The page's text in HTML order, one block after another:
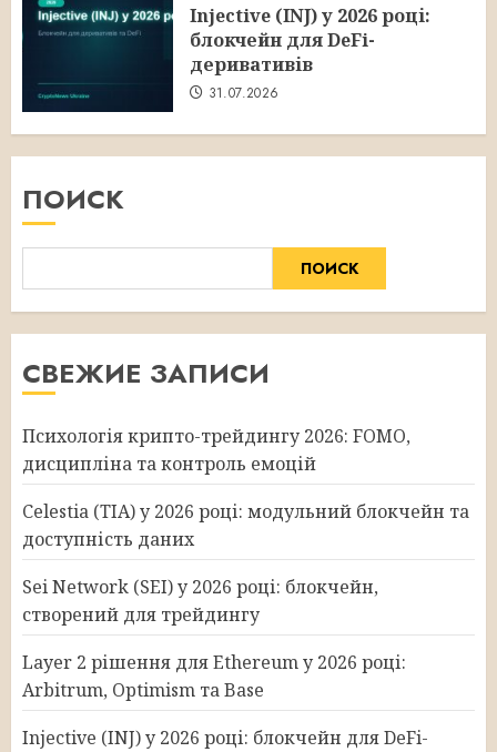
Injective (INJ) у 2026 році:
блокчейн для DeFi-
деривативів
31.07.2026
ПОИСК
ПОИСК
СВЕЖИЕ ЗАПИСИ
Психологія крипто-трейдингу 2026: FOMO,
дисципліна та контроль емоцій
Celestia (TIA) у 2026 році: модульний блокчейн та
доступність даних
Sei Network (SEI) у 2026 році: блокчейн,
створений для трейдингу
Layer 2 рішення для Ethereum у 2026 році:
Arbitrum, Optimism та Base
Injective (INJ) у 2026 році: блокчейн для DeFi-